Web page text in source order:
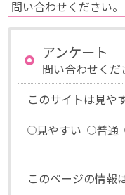
問い合わせください。
アンケート
問い合わせくだ
このサイトは見や
見やすい
普通
このページの情報